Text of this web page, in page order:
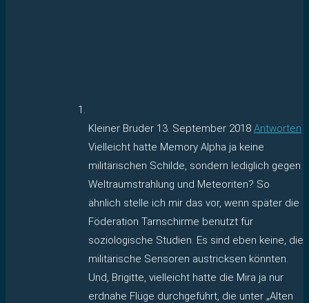
Kleiner Bruder 13. September 2018 Antworten
Vielleicht hatte Memory Alpha ja keine
militärischen Schilde, sondern lediglich gegen
Weltraumstrahlung und Meteoriten? So
ähnlich stelle ich mir das vor, wenn später die
Föderation Tarnschirme benutzt für
soziologische Studien. Es sind eben keine, die
militärische Sensoren austricksen könnten.
Und, Brigitte, vielleicht hatte die Mira ja nur
erdnahe Flüge durchgeführt, die unter „Alten